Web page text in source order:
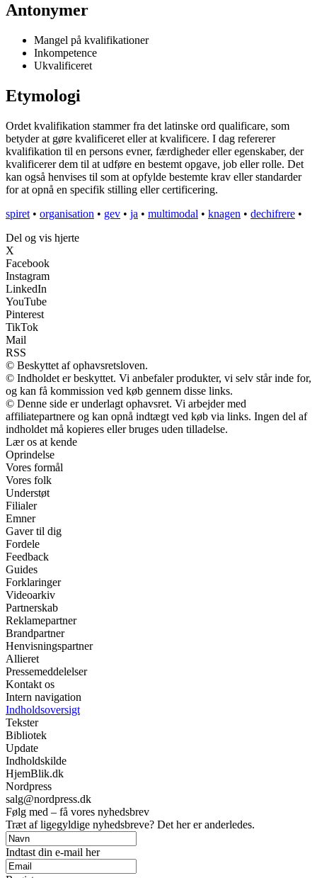
Antonymer
Mangel på kvalifikationer
Inkompetence
Ukvalificeret
Etymologi
Ordet kvalifikation stammer fra det latinske ord qualificare, som
betyder at gøre kvalificeret eller at kvalificere. I dag refererer
kvalifikation til en persons evner, færdigheder eller egenskaber, der
kvalificerer dem til at udføre en bestemt opgave, job eller rolle. Det
kan også henvises til som at opfylde bestemte krav eller standarder
for at opnå en specifik stilling eller certificering.
spiret • organisation • gev • ja • multimodal • knagen • dechifrere •
Del og vis hjerte
X
Facebook
Instagram
LinkedIn
YouTube
Pinterest
TikTok
Mail
RSS
© Beskyttet af ophavsretsloven.
© Indholdet er beskyttet. Vi anbefaler produkter, vi selv står inde for,
og kan få kommission ved køb gennem disse links.
© Denne side er underlagt ophavsret. Vi arbejder med
affiliatepartnere og kan opnå indtægt ved køb via links. Ingen del af
indholdet må kopieres eller bruges uden tilladelse.
Lær os at kende
Oprindelse
Vores formål
Vores folk
Understøt
Filialer
Emner
Gaver til dig
Fordele
Feedback
Guides
Forklaringer
Videoarkiv
Partnerskab
Reklamepartner
Brandpartner
Henvisningspartner
Allieret
Pressemeddelelser
Kontakt os
Intern navigation
Indholdsoversigt
Tekster
Bibliotek
Update
Indholdskilde
HjemBlik.dk
Nordpress
salg@nordpress.dk
Følg med – få vores nyhedsbrev
Træt af ligegyldige nyhedsbreve? Det her er anderledes.
Indtast din e-mail her